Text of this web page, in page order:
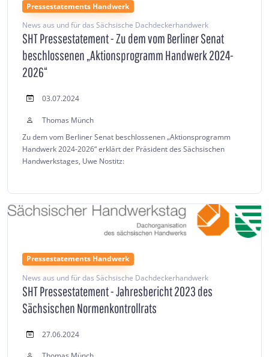
Pressestatements Handwerk
News aus und für das Sächsische Dachdeckerhandwerk
SHT Pressestatement - Zu dem vom Berliner Senat
beschlossenen „Aktionsprogramm Handwerk 2024-
2026“
03.07.2024
Thomas Münch
Zu dem vom Berliner Senat beschlossenen „Aktionsprogramm
Handwerk 2024-2026“ erklärt der Präsident des Sächsischen
Handwerkstages, Uwe Nostitz:
Pressestatements Handwerk
News aus und für das Sächsische Dachdeckerhandwerk
SHT Pressestatement - Jahresbericht 2023 des
Sächsischen Normenkontrollrats
27.06.2024